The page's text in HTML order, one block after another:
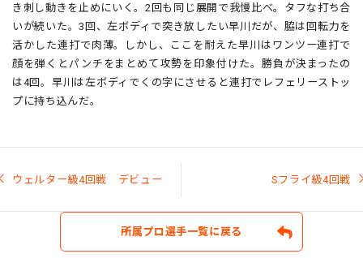
き刺し動きを止めにいく。2回も同じ展開で我慢比べ。タフな打ち合
いが続いた。3回、左ボディで突き放したい早川だが、脇は回転力を
活かした連打で肉薄。しかし、ここを耐えた早川はワンツー連打で
顔を弾くとパンチをまとめて攻勢を印象付けた。勝負が決まったの
は4回。早川は左ボディでくの字にさせると連打でレフェリーストッ
プに持ち込んだ。
ナ
ゲ
ウェルター級4回戦 デビュー Sフライ級4回戦
所属プロ選手一覧に戻る